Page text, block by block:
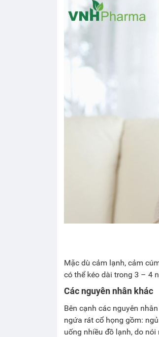
Mặc dù cảm lạnh, cảm
có thể kéo dài trong 3 – 4
Các nguyên nhân khác
Bên cạnh các nguyên
ngứa rát cổ họng gồm:
uống nhiều đồ lạnh, do nói